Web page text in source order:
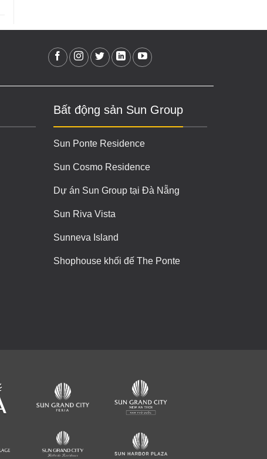
Bất động sản Sun Group
Sun Ponte Residence
Sun Cosmo Residence
Dự án Sun Group tại Đà Nẵng
Sun Riva Vista
Sunneva Island
Shophouse khối đế The Ponte